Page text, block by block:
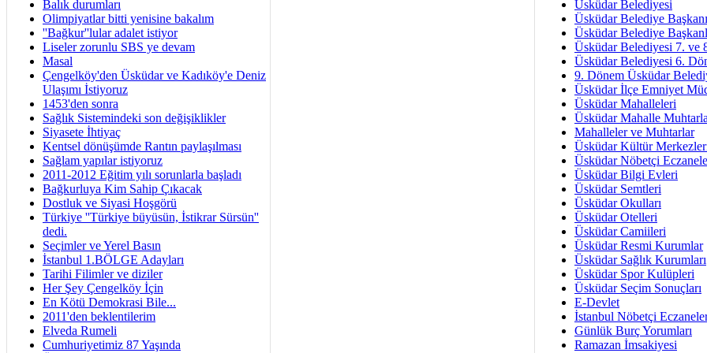
Balık durumları
Olimpiyatlar bitti yenisine bakalım
''Bağkur''lular adalet istiyor
Liseler zorunlu SBS ye devam
Masal
Çengelköy'den Üsküdar ve Kadıköy'e Deniz
Ulaşımı İstiyoruz
1453'den sonra
Sağlık Sistemindeki son değişiklikler
Siyasete İhtiyaç
Kentsel dönüşümde Rantın paylaşılması
Sağlam yapılar istiyoruz
2011-2012 Eğitim yılı sorunlarla başladı
Bağkurluya Kim Sahip Çıkacak
Dostluk ve Siyasi Hoşgörü
Türkiye ''Türkiye büyüsün, İstikrar Sürsün''
dedi.
Seçimler ve Yerel Basın
İstanbul 1.BÖLGE Adayları
Tarihi Filimler ve diziler
Her Şey Çengelköy İçin
En Kötü Demokrasi Bile...
2011'den beklentilerim
Elveda Rumeli
Cumhuriyetimiz 87 Yaşında
Av.
İmar Sorunlarının Genel
Arakan
Bayramın
Ruhsal
Üsküdar
Üsküdar Belediyesi
Üsküdar Belediye Başkanı
Üsküdar Belediye
Üsküdar Belediyesi 7. ve
Üsküdar Belediyesi 6.
9. Dönem Üsküdar
Üsküdar İlçe Emniyet
Üsküdar Mahalleleri
Üsküdar Mahalle
Mahalleler ve Muhtarlar
Üsküdar Kültür
Üsküdar Nöbetçi
Üsküdar Bilgi Evleri
Üsküdar Semtleri
Üsküdar Okulları
Üsküdar Otelleri
Üsküdar Camiileri
Üsküdar Resmi Kurumlar
Üsküdar Sağlık Kurumları
Üsküdar Spor Kulüpleri
Üsküdar Seçim Sonuçları
E-Devlet
İstanbul Nöbetçi
Günlük Burç Yorumları
Ramazan İmsakiyesi